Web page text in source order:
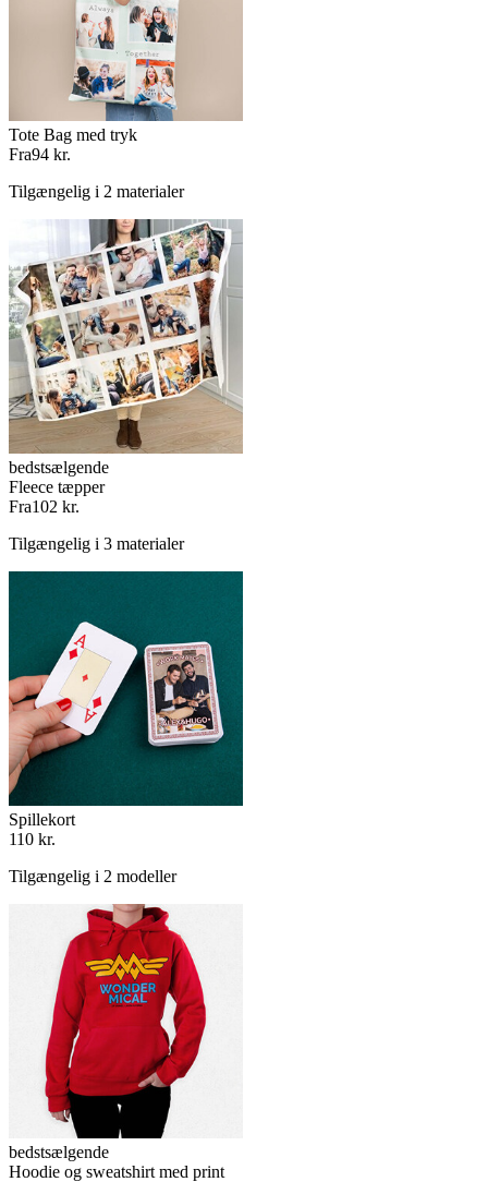
Tote Bag med tryk
Fra94 kr.
Tilgængelig i 2 materialer
bedstsælgende
Fleece tæpper
Fra102 kr.
Tilgængelig i 3 materialer
Spillekort
110 kr.
Tilgængelig i 2 modeller
bedstsælgende
Hoodie og sweatshirt med print